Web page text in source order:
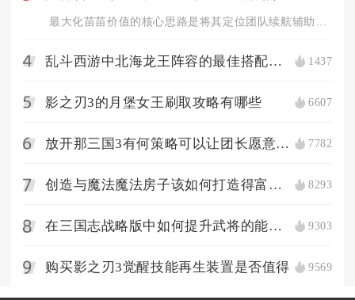
4 乱斗西游中北海龙王阵容的最佳搭配是什么 1437
5 影之刃3的月堡女王刷取攻略有哪些 6607
6 放开那三国3有何策略可以让团长愿意分庭抗礼 7782
7 创造与魔法魔法房子该如何打造得富有美感 8293
8 在三国志战略版中如何提升武将的能力值 9303
9 购买影之刃3觉醒技能再生装置是否值得 9569